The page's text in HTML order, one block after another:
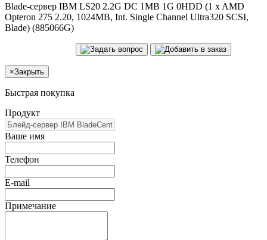
Blade-сервер IBM LS20 2.2G DC 1MB 1G 0HDD (1 x AMD
Opteron 275 2.20, 1024MB, Int. Single Channel Ultra320 SCSI,
Blade) (885066G)
×Закрыть
Быстрая покупка
Продукт
Ваше имя
Телефон
E-mail
Примечание